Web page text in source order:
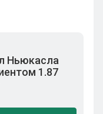
Ньюкасла
1.87